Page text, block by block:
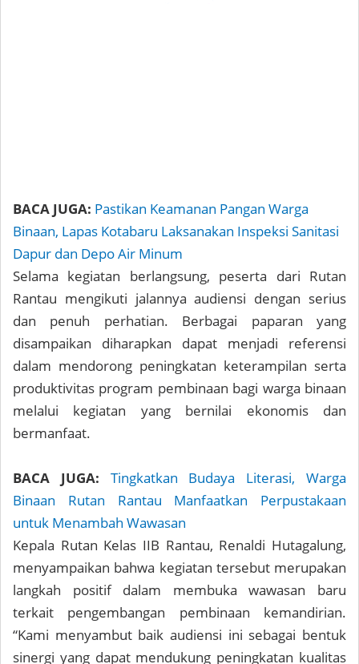
BACA JUGA: Pastikan Keamanan Pangan Warga
Binaan, Lapas Kotabaru Laksanakan Inspeksi Sanitasi
Dapur dan Depo Air Minum
Selama kegiatan berlangsung, peserta dari Rutan
Rantau mengikuti jalannya audiensi dengan serius
dan penuh perhatian. Berbagai paparan yang
disampaikan diharapkan dapat menjadi referensi
dalam mendorong peningkatan keterampilan serta
produktivitas program pembinaan bagi warga binaan
melalui kegiatan yang bernilai ekonomis dan
bermanfaat.
BACA JUGA:
Tingkatkan Budaya Literasi, Warga
Binaan Rutan Rantau Manfaatkan Perpustakaan
untuk Menambah Wawasan
Kepala Rutan Kelas IIB Rantau, Renaldi Hutagalung,
menyampaikan bahwa kegiatan tersebut merupakan
langkah positif dalam membuka wawasan baru
terkait pengembangan pembinaan kemandirian.
“Kami menyambut baik audiensi ini sebagai bentuk
sinergi yang dapat mendukung peningkatan kualitas